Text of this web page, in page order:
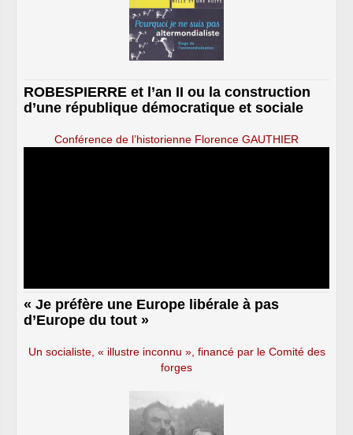
ROBESPIERRE et l’an II ou la construction
d’une république démocratique et sociale
Conférence de l’historienne Florence GAUTHIER
« Je préfère une Europe libérale à pas
d’Europe du tout »
Un socialiste, « illustre inconnu », financé par le Comité des
forges